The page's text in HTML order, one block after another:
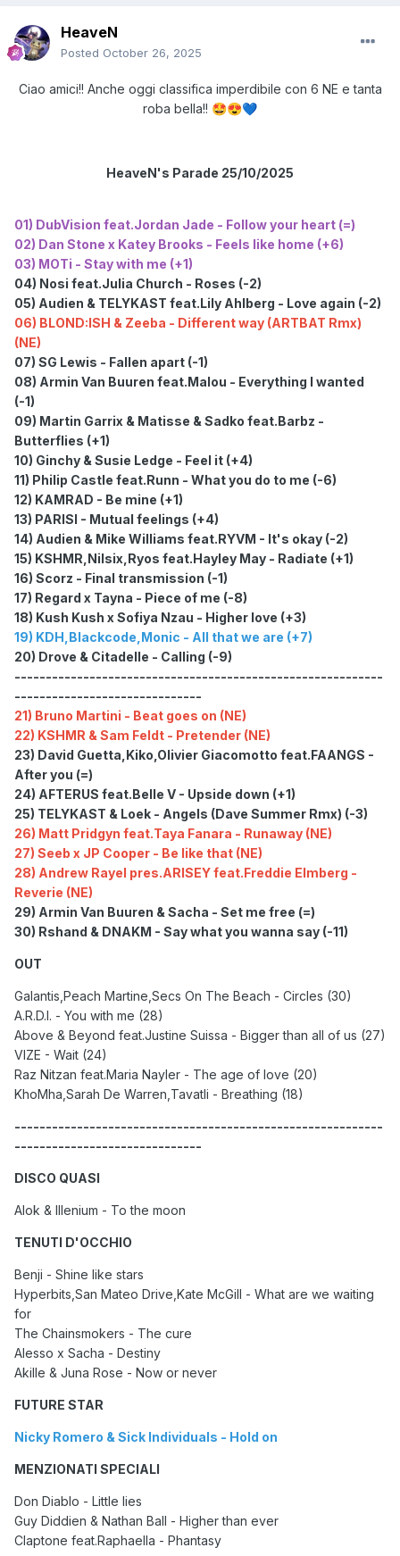
HeaveN
Posted October 26, 2025
Ciao amici!! Anche oggi classifica imperdibile con 6 NE e tanta
roba bella!! 🤩😍💙
HeaveN's Parade 25/10/2025
01) DubVision feat.Jordan Jade - Follow your heart (=)
02) Dan Stone x Katey Brooks - Feels like home (+6)
03) MOTi - Stay with me (+1)
04) Nosi feat.Julia Church - Roses (-2)
05) Audien & TELYKAST feat.Lily Ahlberg - Love again (-2)
06) BLOND:ISH & Zeeba - Different way (ARTBAT Rmx)
(NE)
07) SG Lewis - Fallen apart (-1)
08) Armin Van Buuren feat.Malou - Everything I wanted
(-1)
09) Martin Garrix & Matisse & Sadko feat.Barbz -
Butterflies (+1)
10) Ginchy & Susie Ledge - Feel it (+4)
11) Philip Castle feat.Runn - What you do to me (-6)
12) KAMRAD - Be mine (+1)
13) PARISI - Mutual feelings (+4)
14) Audien & Mike Williams feat.RYVM - It's okay (-2)
15) KSHMR,Nilsix,Ryos feat.Hayley May - Radiate (+1)
16) Scorz - Final transmission (-1)
17) Regard x Tayna - Piece of me (-8)
18) Kush Kush x Sofiya Nzau - Higher love (+3)
19) KDH,Blackcode,Monic - All that we are (+7)
20) Drove & Citadelle - Calling (-9)
-----------------------------------------------------------
------------------------------
21) Bruno Martini - Beat goes on (NE)
22) KSHMR & Sam Feldt - Pretender (NE)
23) David Guetta,Kiko,Olivier Giacomotto feat.FAANGS -
After you (=)
24) AFTERUS feat.Belle V - Upside down (+1)
25) TELYKAST & Loek - Angels (Dave Summer Rmx) (-3)
26) Matt Pridgyn feat.Taya Fanara - Runaway (NE)
27) Seeb x JP Cooper - Be like that (NE)
28) Andrew Rayel pres.ARISEY feat.Freddie Elmberg -
Reverie (NE)
29) Armin Van Buuren & Sacha - Set me free (=)
30) Rshand & DNAKM - Say what you wanna say (-11)
OUT
Galantis,Peach Martine,Secs On The Beach - Circles (30)
A.R.D.I. - You with me (28)
Above & Beyond feat.Justine Suissa - Bigger than all of us (27)
VIZE - Wait (24)
Raz Nitzan feat.Maria Nayler - The age of love (20)
KhoMha,Sarah De Warren,Tavatli - Breathing (18)
-----------------------------------------------------------
------------------------------
DISCO QUASI
Alok & Illenium - To the moon
TENUTI D'OCCHIO
Benji - Shine like stars
Hyperbits,San Mateo Drive,Kate McGill - What are we waiting
for
The Chainsmokers - The cure
Alesso x Sacha - Destiny
Akille & Juna Rose - Now or never
FUTURE STAR
Nicky Romero & Sick Individuals - Hold on
MENZIONATI SPECIALI
Don Diablo - Little lies
Guy Diddien & Nathan Ball - Higher than ever
Claptone feat.Raphaella - Phantasy